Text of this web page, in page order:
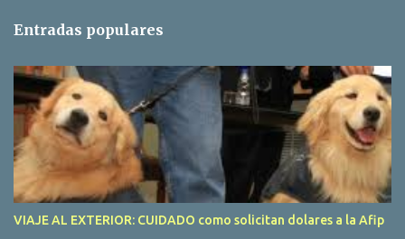
r
i
o
s
Entradas populares
VIAJE AL EXTERIOR: CUIDADO como solicitan dolares a la Afip